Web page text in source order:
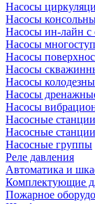
Насосы
Насосы
Насосы ин-лайн с
Насосы
Насосы
Насосы
Насосы
Насосы
Насосы
Насосные
Насосные
Насосные группы
Реле давления
Автоматика и
Комплектующие
Пожарное